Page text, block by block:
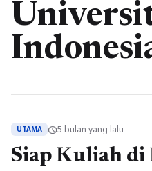
UTAMA schedule5 bulan yang lalu
Siap Kuliah di